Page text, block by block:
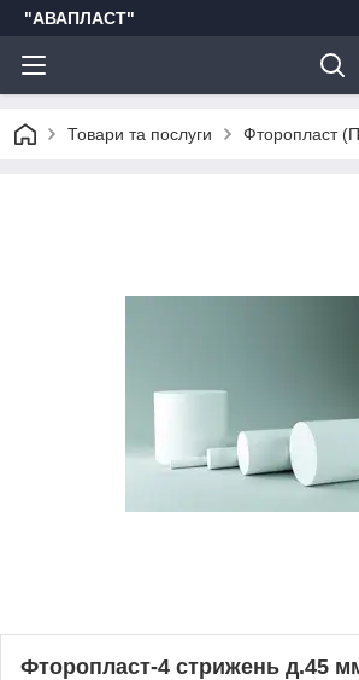
"АВАПЛАСТ"
Товари та послуги Фторопласт
Фторопласт-4 стрижень д.45